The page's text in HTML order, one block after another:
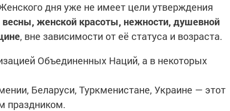
дня уже не имеет цели утверждения
весны, женской красоты, нежности, душевной
, вне зависимости от её статуса и возраста.
Объединенных Наций, а в некоторых
Беларуси, Туркменистане, Украине — этот
праздником.